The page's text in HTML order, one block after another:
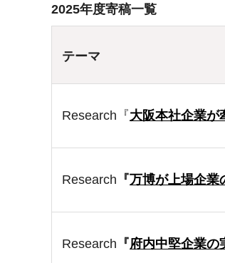
2025年度寄稿一覧
テーマ
Research『大阪本社企業が
Research 『万博が上場企業
Research 『府内中堅企業の